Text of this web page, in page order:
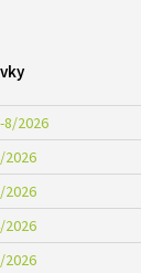
8/2026
2026
2026
2026
2026